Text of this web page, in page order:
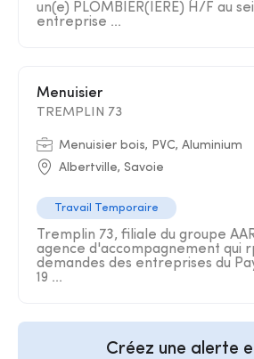
un(e) PLOMBIER(IERE) H/F au
entreprise ...
Menuisier
TREMPLIN 73
Menuisier bois, PVC, Aluminium
Albertville, Savoie
Travail Temporaire
Tremplin 73, filiale du groupe
agence d'accompagnement qui
demandes des entreprises du
19 ...
Créez une alerte